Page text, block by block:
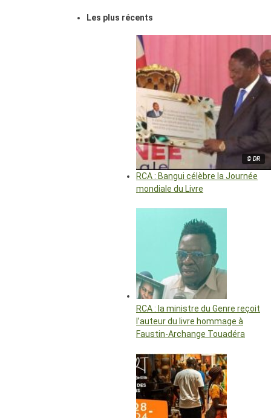
Les plus récents
© DR
RCA : Bangui célèbre la Journée
mondiale du Livre
RCA : la ministre du Genre reçoit
l’auteur du livre hommage à
Faustin-Archange Touadéra